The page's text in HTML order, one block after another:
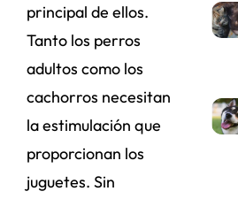
principal de ellos.
Tanto los perros
adultos como los
cachorros necesitan
la estimulación que
proporcionan los
juguetes. Sin